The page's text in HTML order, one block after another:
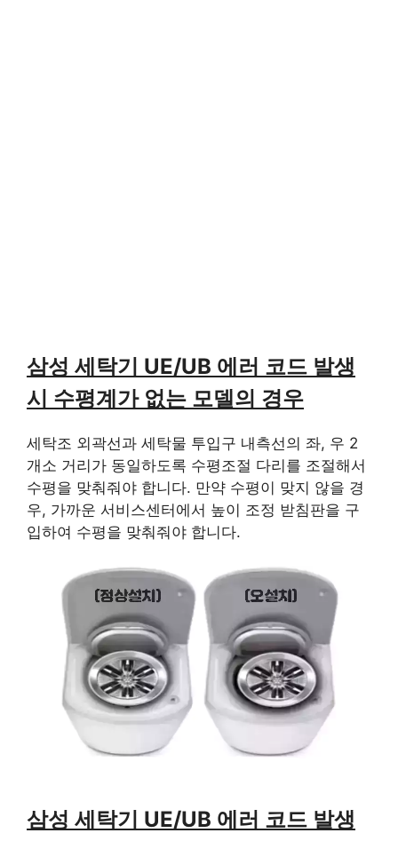
삼성 세탁기 UE/UB 에러 코드 발생
시 수평계가 없는 모델의 경우
세탁조 외곽선과 세탁물 투입구 내측선의 좌, 우 2
개소 거리가 동일하도록 수평조절 다리를 조절해서
수평을 맞춰줘야 합니다. 만약 수평이 맞지 않을 경
우, 가까운 서비스센터에서 높이 조정 받침판을 구
입하여 수평을 맞춰줘야 합니다.
삼성 세탁기 UE/UB 에러 코드 발생